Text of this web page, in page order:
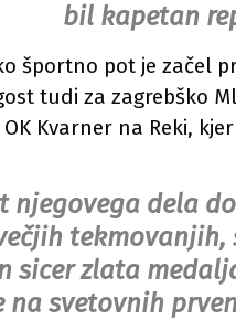
bil kapetan
športno pot je začel
tudi za zagrebško
Kvarner na Reki,
njegovega dela
tekmovanjih,
sicer zlata
na svetovnih